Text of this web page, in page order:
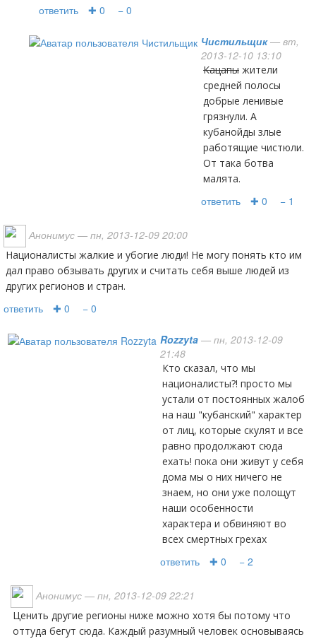
ответить ✚ 0 − 0
Чистильщик— вт,
2013-12-10 13:10
кацапы жители
средней полосы
добрые ленивые
грязнули. А
кубанойды злые
работящие чистюли.
От така ботва
малята.
ответить ✚ 0 − 1
Анонимус — пн, 2013-12-09 20:00
Националисты жалкие и убогие люди! Не могу понять кто им
дал право обзывать других и считать себя выше людей из
других регионов и стран.
ответить ✚ 0 − 0
Rozzyta — пн, 2013-12-09
21:48
кто сказал, что мы
националисты?! просто мы
устали от постоянных жалоб
на наш "кубанский" характер
от лиц, которые скулят и все
равно продолжают сюда
ехать! пока они живут у себя
дома мы о них ничего не
знаем, но они уже полощут
наши особенности
характера и обвиняют во
всех смертных грехах
ответить ✚ 0 − 2
Анонимус — пн, 2013-12-09 22:21
Ценить другие регионы ниже можно хотя бы потому что
оттуда бегут сюда. Каждый разумный человек основываясь